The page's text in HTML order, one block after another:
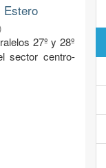
Estero
27º y 28º
sector centro-